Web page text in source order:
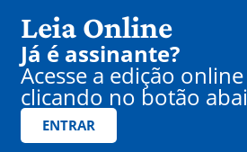
Leia Online
Já é assinante?
Acesse a edição online
clicando no botão
ENTRAR